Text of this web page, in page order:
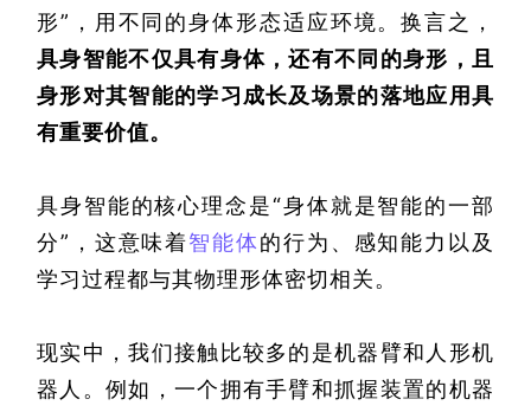
形”，用不同的身体形态适应环境。换言之，
具身智能不仅具有身体，还有不同的身形，且
身形对其智能的学习成长及场景的落地应用具
有重要价值。
具身智能的核心理念是“身体就是智能的一部
分”，这意味着智能体的行为、感知能力以及
学习过程都与其物理形体密切相关。
现实中，我们接触比较多的是机器臂和人形机
器人。例如，一个拥有手臂和抓握装置的机器